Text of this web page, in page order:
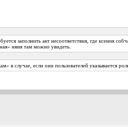
заполнить акт несоответствия, где ксения
няня там можно увидеть.
в случае, если они пользователей указывается